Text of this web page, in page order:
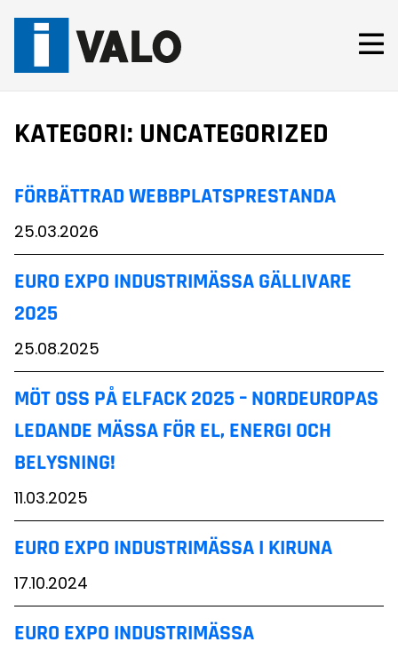
KATEGORI: UNCATEGORIZED
FÖRBÄTTRAD WEBBPLATSPRESTANDA
25.03.2026
EURO EXPO INDUSTRIMÄSSA GÄLLIVARE
2025
25.08.2025
MÖT OSS PÅ ELFACK 2025 – NORDEUROPAS
LEDANDE MÄSSA FÖR EL, ENERGI OCH
BELYSNING!
11.03.2025
EURO EXPO INDUSTRIMÄSSA I KIRUNA
17.10.2024
EURO EXPO INDUSTRIMÄSSA